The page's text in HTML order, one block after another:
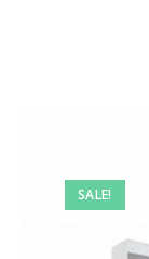
SALE!